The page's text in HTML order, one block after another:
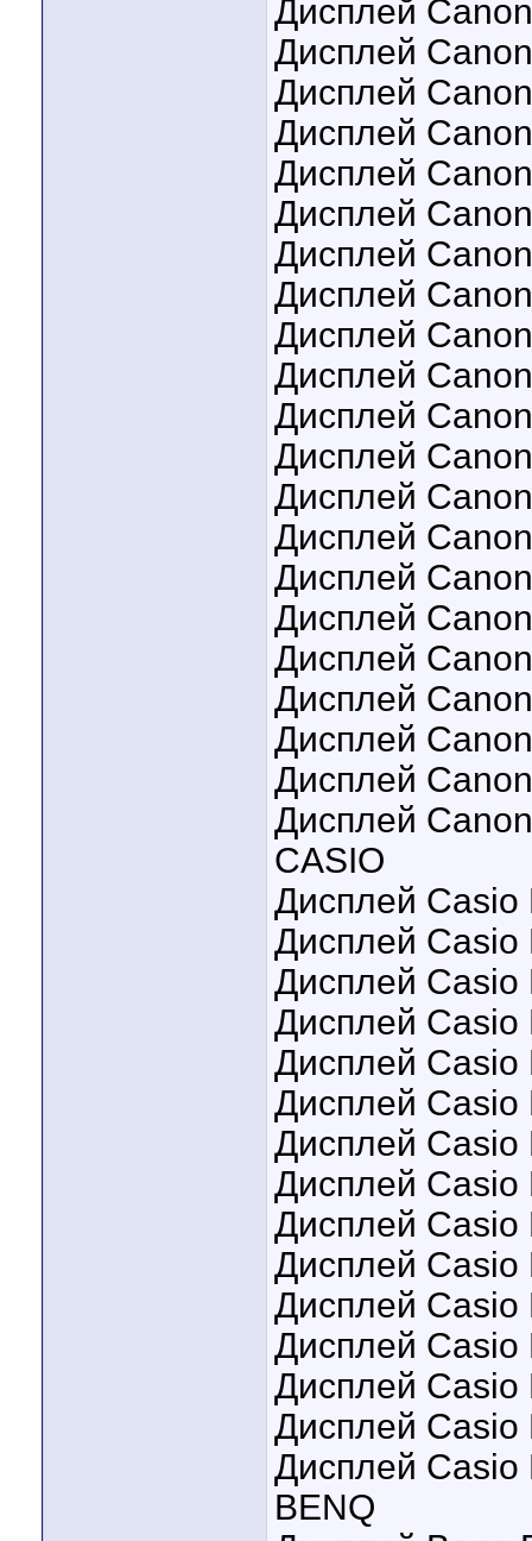
Дисплей
Дисплей
Дисплей
Дисплей
Дисплей
Дисплей
Дисплей
Дисплей
Дисплей
Дисплей
Дисплей
Дисплей
Дисплей
Дисплей
Дисплей
Дисплей
Дисплей
Дисплей
Дисплей
Дисплей
Дисплей
CASIO
Дисплей Casio
Дисплей Casio
Дисплей Casio
Дисплей Casio
Дисплей Casio
Дисплей Casio
Дисплей Casio
Дисплей Casio
Дисплей Casio
Дисплей Casio
Дисплей Casio
Дисплей Casio
Дисплей Casio
Дисплей Casio
Дисплей Casio
BENQ